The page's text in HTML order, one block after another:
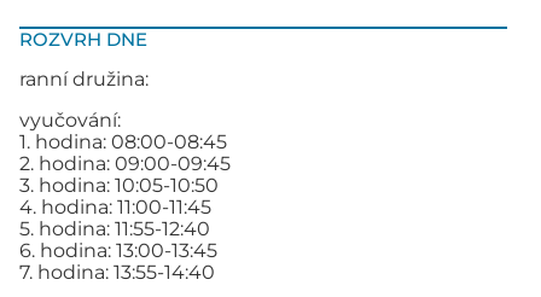
ROZVRH DNE
ranní družina:
vyučování:
1. hodina: 08:00-08:45
2. hodina: 09:00-09:45
3. hodina: 10:05-10:50
4. hodina: 11:00-11:45
5. hodina: 11:55-12:40
6. hodina: 13:00-13:45
7. hodina: 13:55-14:40